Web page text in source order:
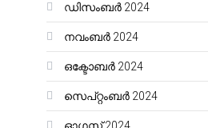
ഡിസംബർ 2024
നവംബർ 2024
ഒക്ടോബർ 2024
സെപ്റ്റംബർ 2024